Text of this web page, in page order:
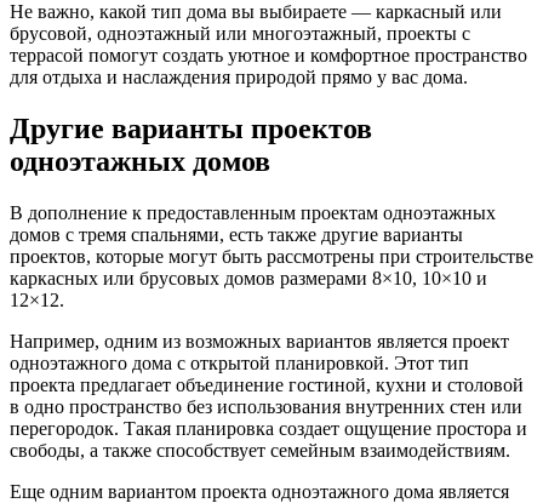
Не важно, какой тип дома вы выбираете — каркасный или
брусовой, одноэтажный или многоэтажный, проекты с
террасой помогут создать уютное и комфортное пространство
для отдыха и наслаждения природой прямо у вас дома.
Другие варианты проектов
одноэтажных домов
В дополнение к предоставленным проектам одноэтажных
домов с тремя спальнями, есть также другие варианты
проектов, которые могут быть рассмотрены при строительстве
каркасных или брусовых домов размерами 8×10, 10×10 и
12×12.
Например, одним из возможных вариантов является проект
одноэтажного дома с открытой планировкой. Этот тип
проекта предлагает объединение гостиной, кухни и столовой
в одно пространство без использования внутренних стен или
перегородок. Такая планировка создает ощущение простора и
свободы, а также способствует семейным взаимодействиям.
Еще одним вариантом проекта одноэтажного дома является